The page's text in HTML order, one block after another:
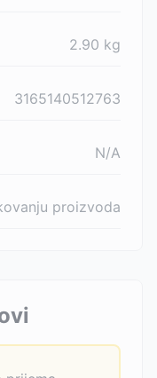
2.90 kg
3165140512763
N/A
proizvoda